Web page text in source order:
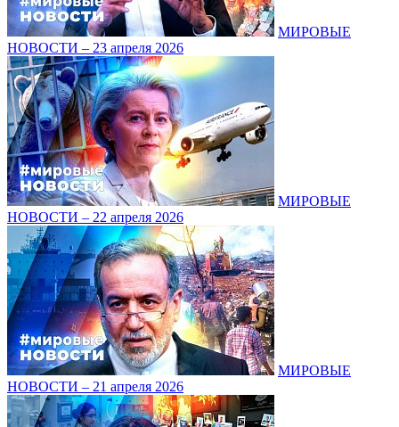
МИРОВЫЕ
НОВОСТИ – 23 апреля 2026
МИРОВЫЕ
НОВОСТИ – 22 апреля 2026
МИРОВЫЕ
НОВОСТИ – 21 апреля 2026